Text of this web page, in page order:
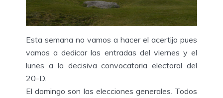
Esta semana no vamos a hacer el acertijo pues
vamos a dedicar las entradas del viernes y el
lunes a la decisiva convocatoria electoral del
20-D.
El domingo son las elecciones generales. Todos